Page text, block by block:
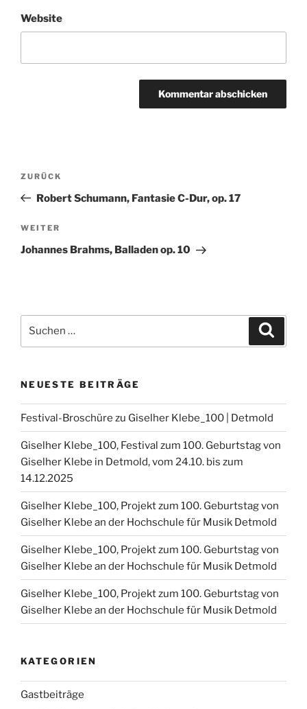
Website
Beitragsnavigation
Vorheriger
Beitrag
ZURÜCK
Robert Schumann, Fantasie C-Dur, op. 17
Nächster
Beitrag
WEITER
Johannes Brahms, Balladen op. 10
nach:
NEUESTE BEITRÄGE
Festival-Broschüre zu Giselher Klebe_100 | Detmold
Giselher Klebe_100, Festival zum 100. Geburtstag von
Giselher Klebe in Detmold, vom 24.10. bis zum
14.12.2025
Giselher Klebe_100, Projekt zum 100. Geburtstag von
Giselher Klebe an der Hochschule für Musik Detmold
Giselher Klebe_100, Projekt zum 100. Geburtstag von
Giselher Klebe an der Hochschule für Musik Detmold
Giselher Klebe_100, Projekt zum 100. Geburtstag von
Giselher Klebe an der Hochschule für Musik Detmold
KATEGORIEN
Gastbeiträge